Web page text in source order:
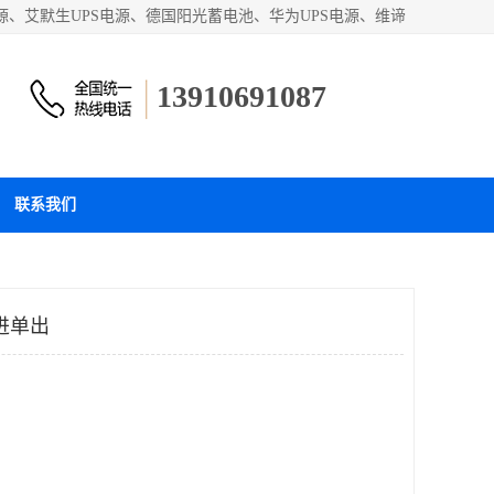
艾默生UPS电源、德国阳光蓄电池、华为UPS电源、维谛
13910691087
联系我们
单出